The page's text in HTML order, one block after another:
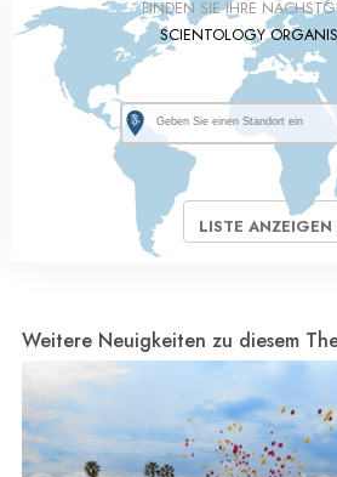
FINDEN SIE IHRE
SCIENTOLOGY
LISTE ANZEIGEN
Weitere Neuigkeiten zu diesem